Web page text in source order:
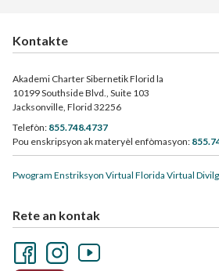
Kontakte
Akademi Charter Sibernetik Florid la
10199 Southside Blvd., Suite 103
Jacksonville, Florid 32256
Telefòn: 855.748.4737
Pou enskripsyon ak materyèl enfòmasyon:
Pwogram Enstriksyon Virtual Florida Virtual
Rete an kontak